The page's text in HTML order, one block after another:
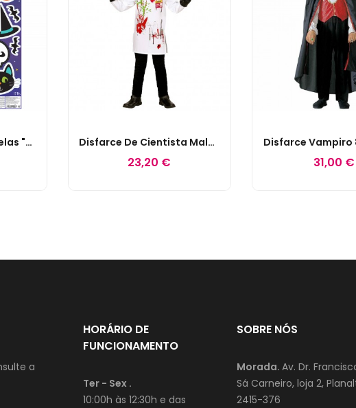
Autocolantes P/ Janelas "Hallo-Ween Friends" Disfarce De Cientista Maluco 8-10 Anos
23,20 €
Disfarce Vampiro
31,00 €
a
HORÁRIO DE
FUNCIONAMENTO
Ter - Sex .
10:00h às 12:30h e das
SOBRE NÓS
Morada. Av. Dr.
Sá Carneiro, loja 2,
2415-376